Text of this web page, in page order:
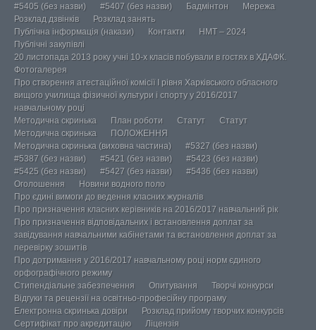
#5405 (без назви)
#5407 (без назви) Бадмінтон
Мережа
Розклад дзвінків
Розклад занять
Публічна інформація (накази)
Контакти
НМТ – 2024
Публічні закупівлі
20 листопада 2013 року учні 10-х класів побували в гостях в ХДАФК.
Фотогалерея
Про створення атестаційної комісії І рівня Харківського обласного
вищого училища фізичної культури і спорту у 2016/2017
навчальному році
Методична скринька
План роботи Статут
Статут
Методична скринька
ПОЛОЖЕННЯ
Методична скринька (виховна частина)
#5327 (без назви)
#5387 (без назви)
#5421 (без назви)
#5423 (без назви)
#5425 (без назви)
#5427 (без назви)
#5436 (без назви)
Оголошення
Новини водного поло
Про єдині вимоги до ведення класних журналів
Про призначення класних керівників на 2016/2017 навчальний рік
Про призначення відповідальних і встановлення доплат за
завідування навчальними кабінетами та встановлення доплат за
перевірку зошитів
Про дотримання у 2016/2017 навчальному році норм єдиного
орфографічного режиму
Стипендіальне забезпечення
Опитування
Творчі конкурси
Відгуки та рецензії на освітньо-професійну програму
Електронна скринька довіри
Розклад прийому творчих конкурсів
Сертифікат про акредитацію
Ліцензія